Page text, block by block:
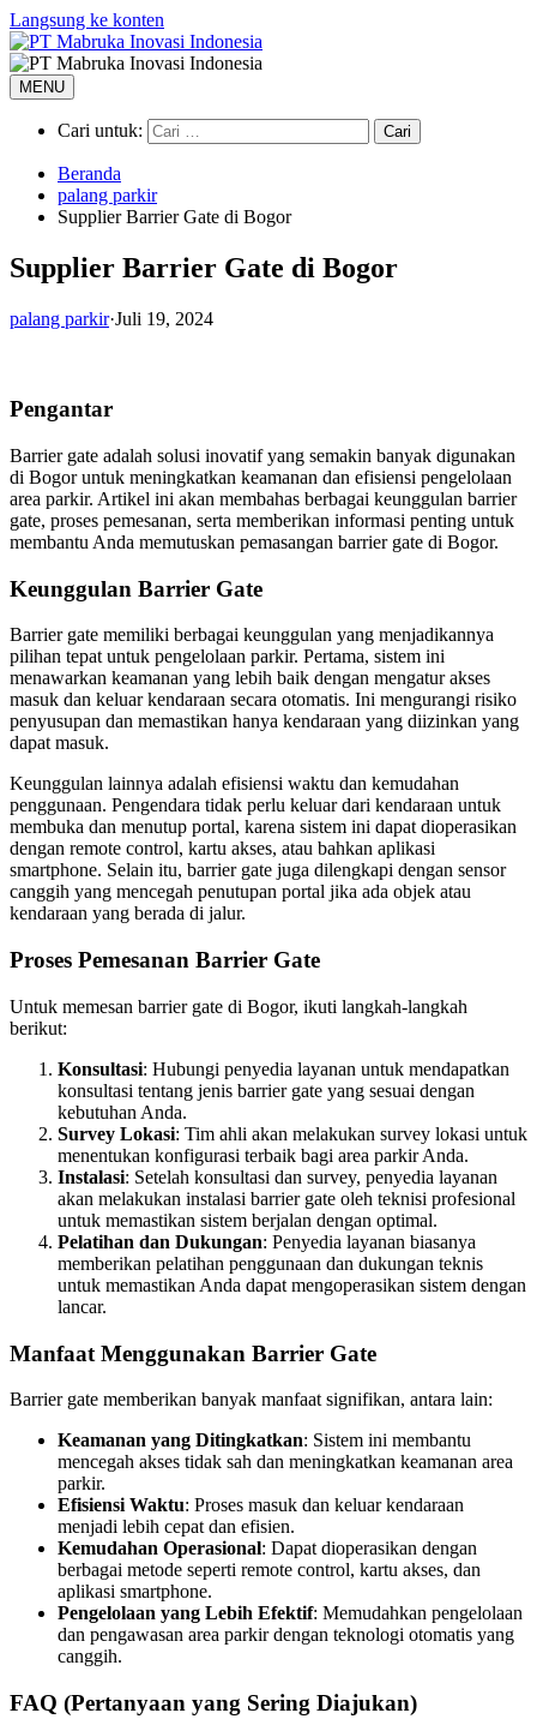
Langsung ke konten
MENU
Cari untuk:
Beranda
palang parkir
Supplier Barrier Gate di Bogor
Supplier Barrier Gate di Bogor
palang parkir·Juli 19, 2024
Pengantar
Barrier gate adalah solusi inovatif yang semakin banyak digunakan
di Bogor untuk meningkatkan keamanan dan efisiensi pengelolaan
area parkir. Artikel ini akan membahas berbagai keunggulan barrier
gate, proses pemesanan, serta memberikan informasi penting untuk
membantu Anda memutuskan pemasangan barrier gate di Bogor.
Keunggulan Barrier Gate
Barrier gate memiliki berbagai keunggulan yang menjadikannya
pilihan tepat untuk pengelolaan parkir. Pertama, sistem ini
menawarkan keamanan yang lebih baik dengan mengatur akses
masuk dan keluar kendaraan secara otomatis. Ini mengurangi risiko
penyusupan dan memastikan hanya kendaraan yang diizinkan yang
dapat masuk.
Keunggulan lainnya adalah efisiensi waktu dan kemudahan
penggunaan. Pengendara tidak perlu keluar dari kendaraan untuk
membuka dan menutup portal, karena sistem ini dapat dioperasikan
dengan remote control, kartu akses, atau bahkan aplikasi
smartphone. Selain itu, barrier gate juga dilengkapi dengan sensor
canggih yang mencegah penutupan portal jika ada objek atau
kendaraan yang berada di jalur.
Proses Pemesanan Barrier Gate
Untuk memesan barrier gate di Bogor, ikuti langkah-langkah
berikut:
Konsultasi: Hubungi penyedia layanan untuk mendapatkan
konsultasi tentang jenis barrier gate yang sesuai dengan
kebutuhan Anda.
Survey Lokasi: Tim ahli akan melakukan survey lokasi untuk
menentukan konfigurasi terbaik bagi area parkir Anda.
Instalasi: Setelah konsultasi dan survey, penyedia layanan
akan melakukan instalasi barrier gate oleh teknisi profesional
untuk memastikan sistem berjalan dengan optimal.
Pelatihan dan Dukungan: Penyedia layanan biasanya
memberikan pelatihan penggunaan dan dukungan teknis
untuk memastikan Anda dapat mengoperasikan sistem dengan
lancar.
Manfaat Menggunakan Barrier Gate
Barrier gate memberikan banyak manfaat signifikan, antara lain:
Keamanan yang Ditingkatkan: Sistem ini membantu
mencegah akses tidak sah dan meningkatkan keamanan area
parkir.
Efisiensi Waktu: Proses masuk dan keluar kendaraan
menjadi lebih cepat dan efisien.
Kemudahan Operasional: Dapat dioperasikan dengan
berbagai metode seperti remote control, kartu akses, dan
aplikasi smartphone.
Pengelolaan yang Lebih Efektif: Memudahkan pengelolaan
dan pengawasan area parkir dengan teknologi otomatis yang
canggih.
FAQ (Pertanyaan yang Sering Diajukan)